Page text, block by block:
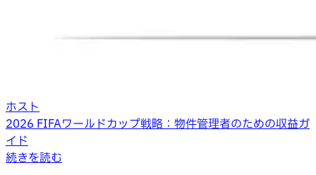
ホスト
2026 FIFAワールドカップ戦略：物件管理者のための収益ガ
イド
続きを読む